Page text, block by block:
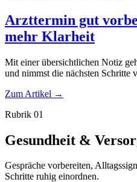
Arzttermin gut
mehr Klarheit
Mit einer übersichtlichen Notiz
und nimmst die nächsten Schritte
Zum Artikel →
Rubrik 01
Gesundheit &
Gespräche vorbereiten,
Schritte ruhig einordnen.